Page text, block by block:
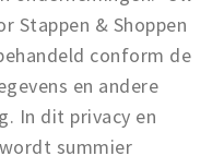
Stappen & Shoppen
conform de
en andere
In dit privacy en
summier